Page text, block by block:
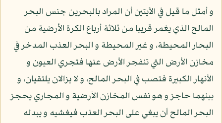
و أمثل ما قيل في الآيتين أن المراد بالبحرين جنس البحر
المالح الذي يغمر قريبا من ثلاثة أرباع الكرة الأرضية من
البحار المحيطة، و غير المحيطة و البحر العذب المدخر في
مخازن الأرض التي تنفجر الأرض عنها فتجري العيون و
الأنهار الكبيرة فتصب في البحر المالح، و لا يزالان يلتقيان، و
بينهما حاجز و هو نفس المخازن الأرضية و المجاري يحجز
البحر المالح أن يبغي على البحر العذب فيغشيه و يبدله